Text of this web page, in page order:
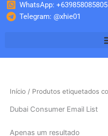
WhatsApp: +639858085805
Telegram: @xhie01
Início / Produtos etiquetados
Dubai Consumer Email List
Apenas um resultado